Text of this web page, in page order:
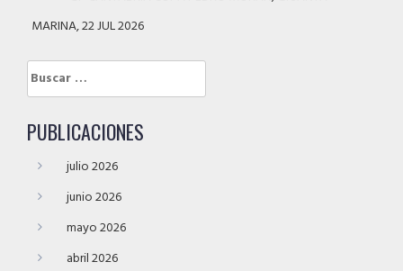
MARINA, 22 JUL 2026
Buscar:
PUBLICACIONES
julio 2026
junio 2026
mayo 2026
abril 2026